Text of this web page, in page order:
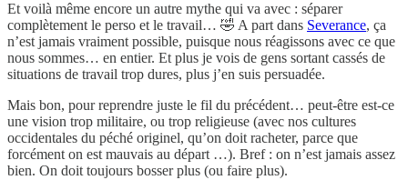
Et voilà même encore un autre mythe qui va avec : séparer
complètement le perso et le travail… 🤣 A part dans Severance, ça
n’est jamais vraiment possible, puisque nous réagissons avec ce que
nous sommes… en entier. Et plus je vois de gens sortant cassés de
situations de travail trop dures, plus j’en suis persuadée.
Mais bon, pour reprendre juste le fil du précédent… peut-être est-ce
une vision trop militaire, ou trop religieuse (avec nos cultures
occidentales du péché originel, qu’on doit racheter, parce que
forcément on est mauvais au départ …). Bref : on n’est jamais assez
bien. On doit toujours bosser plus (ou faire plus).